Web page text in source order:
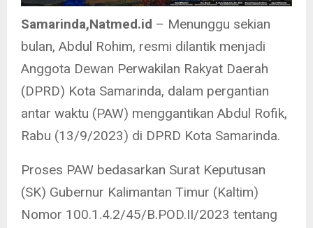
Samarinda,Natmed.id – Menunggu sekian
bulan, Abdul Rohim, resmi dilantik menjadi
Anggota Dewan Perwakilan Rakyat Daerah
(DPRD) Kota Samarinda, dalam pergantian
antar waktu (PAW) menggantikan Abdul Rofik,
Rabu (13/9/2023) di DPRD Kota Samarinda.
Proses PAW bedasarkan Surat Keputusan
(SK) Gubernur Kalimantan Timur (Kaltim)
Nomor 100.1.4.2/45/B.POD.II/2023 tentang